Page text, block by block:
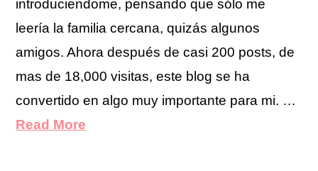
introduciendome, pensando que sólo me
leería la familia cercana, quizás algunos
amigos. Ahora después de casi 200 posts, de
mas de 18,000 visitas, este blog se ha
convertido en algo muy importante para mi. …
Read More